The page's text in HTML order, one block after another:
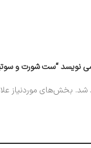
“ست شورت و سوتین
شد. بخش‌های موردنیاز